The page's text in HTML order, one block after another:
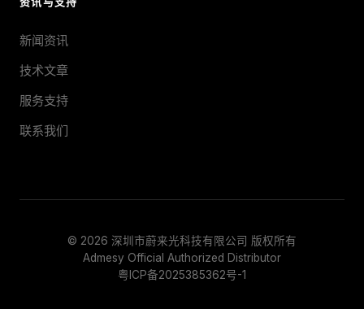
WVCM4 Series
新闻资讯
技术文章
服务支持
联系我们
© 2026 深圳市蔚来光科技有限公司 版权所有
Admesy Official Authorized Distributor
粤ICP备2025385362号-1